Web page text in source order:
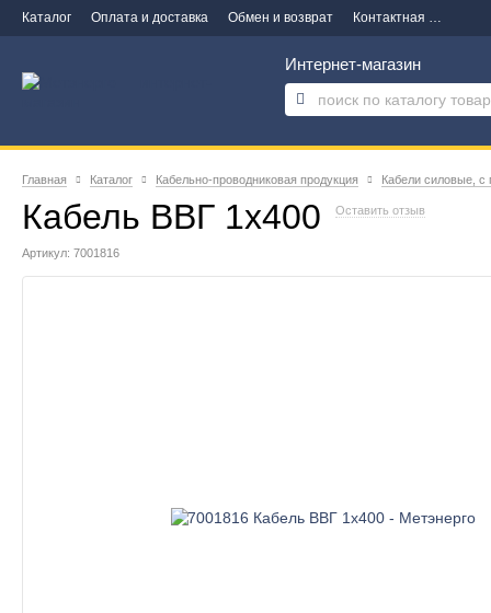
Каталог Оплата и доставка Обмен и возврат Контактная информация
Интернет-магазин
Главная Каталог Кабельно-проводниковая продукция Кабели силовые, с
Кабель ВВГ 1х400 Оставить отзыв
Артикул: 7001816